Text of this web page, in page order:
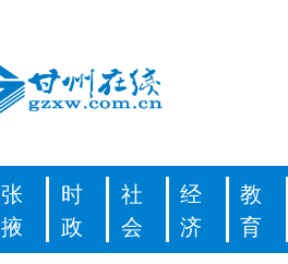
张
掖
时
政
社
会
经
济
教
育